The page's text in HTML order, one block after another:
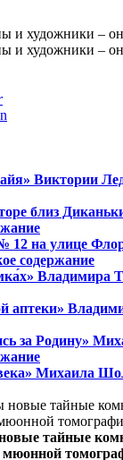
Виктории
близ
12 на улице
содержание
Владимира
аптеки»
за Родину»
Михаила
тайные